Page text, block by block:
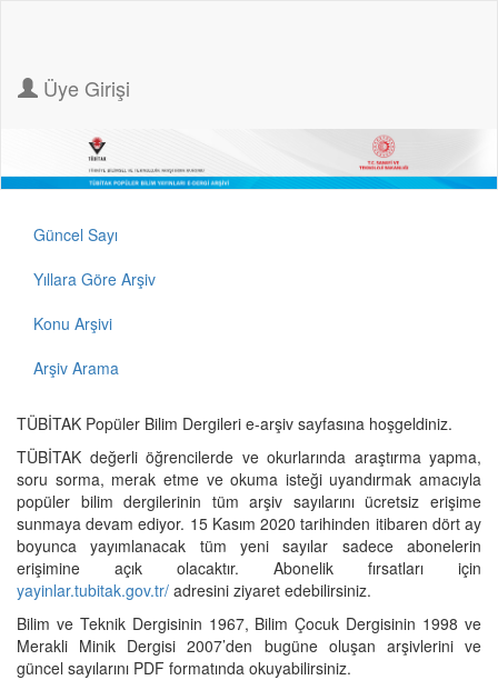
Üye Girişi
Güncel Sayı
Yıllara Göre Arşiv
Konu Arşivi
Arşiv Arama
TÜBİTAK Popüler Bilim Dergileri e-arşiv sayfasına hoşgeldiniz.
TÜBİTAK değerli öğrencilerde ve okurlarında araştırma yapma,
soru sorma, merak etme ve okuma isteği uyandırmak amacıyla
popüler bilim dergilerinin tüm arşiv sayılarını ücretsiz erişime
sunmaya devam ediyor. 15 Kasım 2020 tarihinden itibaren dört ay
boyunca yayımlanacak tüm yeni sayılar sadece abonelerin
erişimine açık olacaktır. Abonelik fırsatları için
yayinlar.tubitak.gov.tr/ adresini ziyaret edebilirsiniz.
Bilim ve Teknik Dergisinin 1967, Bilim Çocuk Dergisinin 1998 ve
Merakli Minik Dergisi 2007’den bugüne oluşan arşivlerini ve
güncel sayılarını PDF formatında okuyabilirsiniz.